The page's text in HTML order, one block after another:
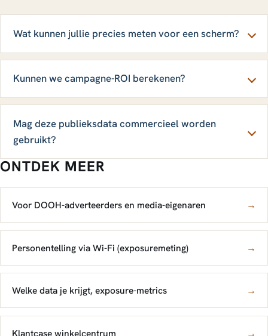
Wat kunnen jullie precies meten voor een scherm?
Kunnen we campagne-ROI berekenen?
Mag deze publieksdata commercieel worden
gebruikt?
ONTDEK MEER
Voor DOOH-adverteerders en media-eigenaren →
Personentelling via Wi-Fi (exposuremeting) →
Welke data je krijgt, exposure-metrics →
Klantcase winkelcentrum →